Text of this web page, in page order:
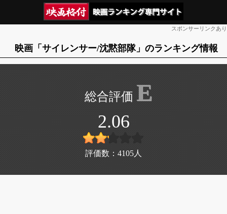
スポンサーリンクあり
映画「サイレンサー/沈黙部隊」のランキング情報
E
2.06
評価数： 4105 人